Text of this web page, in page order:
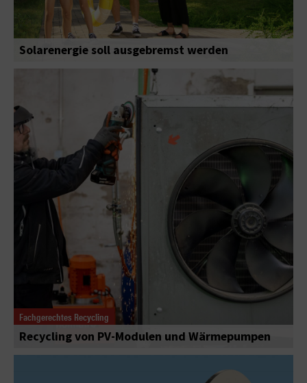
Solarenergie soll ausgebremst werden
Fachgerechtes Recycling
Recycling von PV-Modulen und Wärmepumpen